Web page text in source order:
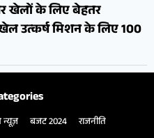
खेलों के लिए बेहतर
उत्कर्ष मिशन के लिए 100
न्यूज़ बजट 2024 राजनीति